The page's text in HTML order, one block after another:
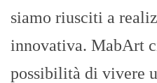
siamo riusciti a
innovativa. MabArt
possibilità di vivere